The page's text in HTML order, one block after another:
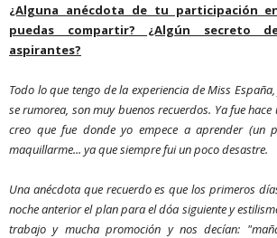
¿Alguna anécdota de tu participación
puedas compartir? ¿Algún secreto
aspirantes?
Todo lo que tengo de la experiencia de Miss
se rumorea, son muy buenos recuerdos. Ya fue hace
creo que fue donde yo empece a aprender (un
maquillarme... ya que siempre fui un poco desastre.
Una anécdota que recuerdo es que los primeros
noche anterior el plan para el dóa siguiente y
trabajo y mucha promoción y nos decían: